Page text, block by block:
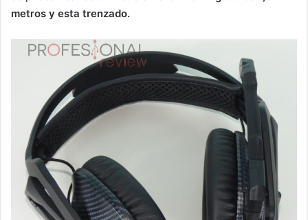
metros y esta trenzado.